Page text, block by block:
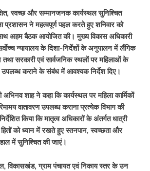
स्वच्छ और सम्मानजनक कार्यस्थल सुनिश्चित
प्रशासन ने महत्वपूर्ण पहल करते हुए शनिवार को
साथ अहम बैठक आयोजित की। मुख्य विकास अधिकारी
न्यायालय के दिशा-निर्देशों के अनुपालन में लैंगिक
तथा सरकारी एवं सार्वजनिक स्थलों पर महिलाओं के
उपलब्ध कराने के संबंध में आवश्यक निर्देश दिए।
शाह ने कहा कि कार्यस्थल पर महिला कार्मिकों
वातावरण उपलब्ध कराना प्रत्येक विभाग की
किया कि मातृत्व अधिकारों के अंतर्गत धात्री
को ध्यान में रखते हुए स्तनपान, स्वच्छता और
में सुनिश्चित की जाएं।
विकासखंड, ग्राम पंचायत एवं निकाय स्तर के उन